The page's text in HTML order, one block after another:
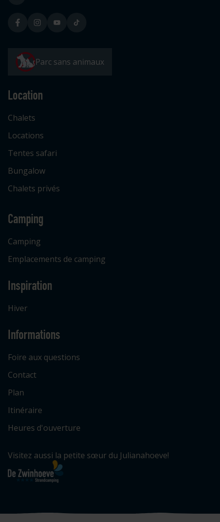
Parc sans animaux
Location
Chalets
Locations
Tentes safari
Bungalow
Chalets privés
Camping
Camping
Emplacements de camping
Inspiration
Hiver
Informations
Foire aux questions
Contact
Plan
Itinéraire
Heures d'ouverture
Visitez aussi la petite sœur du Julianahoeve!